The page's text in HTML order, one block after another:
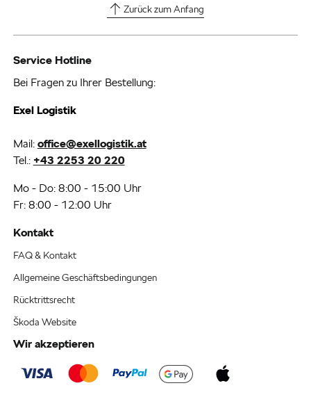
Zurück zum Anfang
Service Hotline
Bei Fragen zu Ihrer Bestellung:
Exel Logistik
Mail: office@exellogistik.at
Tel.: +43 2253 20 220
Mo - Do: 8:00 - 15:00 Uhr
Fr: 8:00 - 12:00 Uhr
Kontakt
FAQ & Kontakt
Allgemeine Geschäftsbedingungen
Rücktrittsrecht
Škoda Website
Wir akzeptieren